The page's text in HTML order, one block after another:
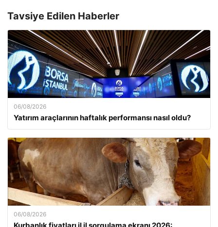
Tavsiye Edilen Haberler
06/08/2026
Yatırım araçlarının haftalık performansı nasıl oldu?
06/08/2026